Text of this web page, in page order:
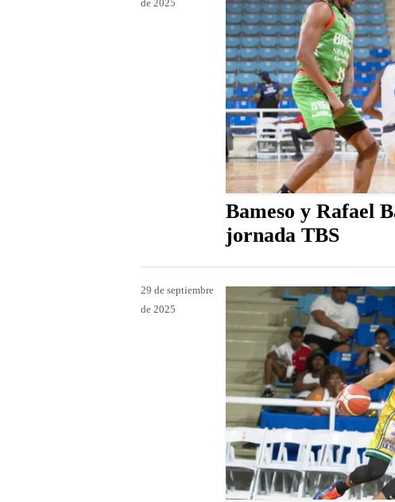
de 2025
Bameso y Rafael
jornada TBS
29 de septiembre
de 2025